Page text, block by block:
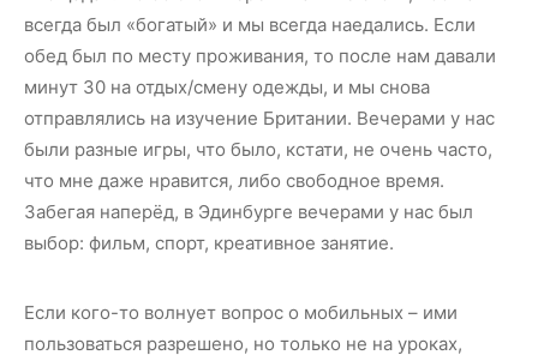
всегда был «богатый» и мы всегда наедались. Если
обед был по месту проживания, то после нам давали
минут 30 на отдых/смену одежды, и мы снова
отправлялись на изучение Британии. Вечерами у нас
были разные игры, что было, кстати, не очень часто,
что мне даже нравится, либо свободное время.
Забегая наперёд, в Эдинбурге вечерами у нас был
выбор: фильм, спорт, креативное занятие.
Если кого-то волнует вопрос о мобильных – ими
пользоваться разрешено, но только не на уроках,